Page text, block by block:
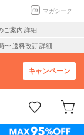
マガシーク
ご案内 詳細
〜 送料改訂詳細
キャンペーン